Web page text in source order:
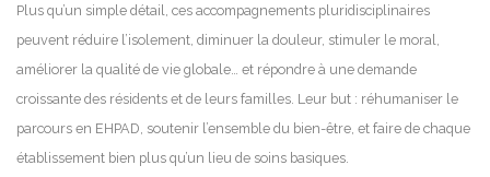
Plus qu’un simple détail, ces accompagnements pluridisciplinaires
peuvent réduire l’isolement, diminuer la douleur, stimuler le moral,
améliorer la qualité de vie globale… et répondre à une demande
croissante des résidents et de leurs familles. Leur but : réhumaniser le
parcours en EHPAD, soutenir l’ensemble du bien-être, et faire de chaque
établissement bien plus qu’un lieu de soins basiques.